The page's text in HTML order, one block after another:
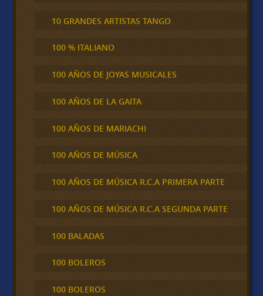
10 GRANDES ARTISTAS TANGO
100 % ITALIANO
100 AÑOS DE JOYAS MUSICALES
100 AÑOS DE LA GAITA
100 AÑOS DE MARIACHI
100 AÑOS DE MÚSICA
100 AÑOS DE MÚSICA R.C.A PRIMERA PARTE
100 AÑOS DE MÚSICA R.C.A SEGUNDA PARTE
100 BALADAS
100 BOLEROS
100 BOLEROS